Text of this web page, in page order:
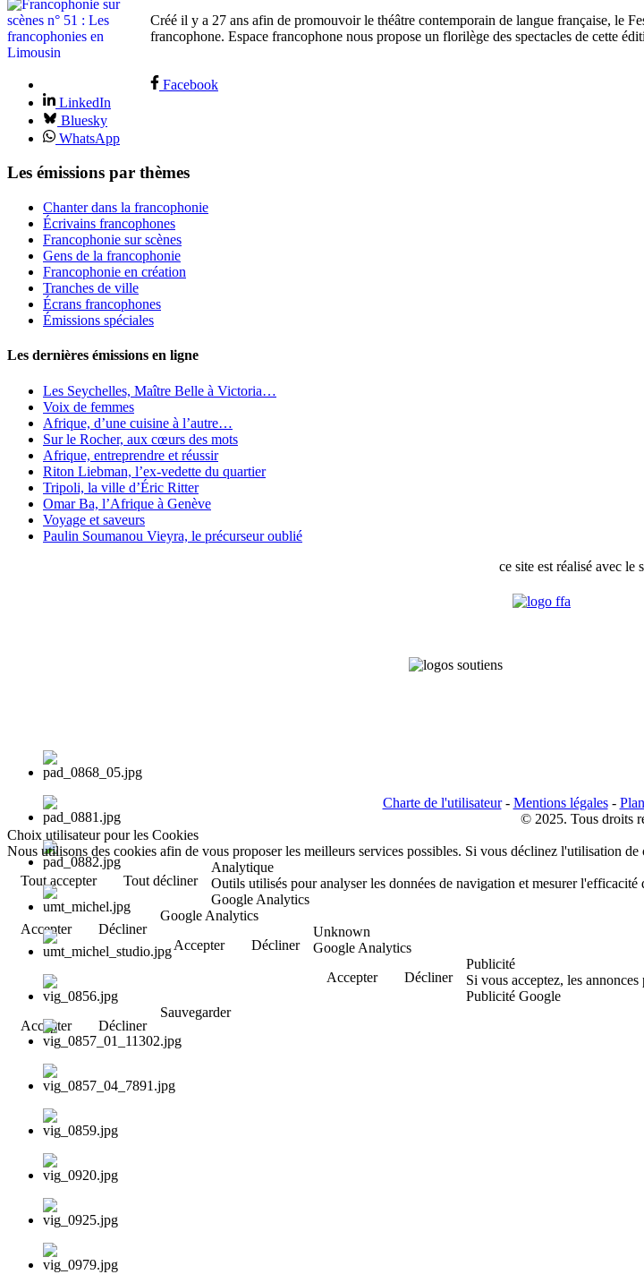
Créé il y a 27 ans afin de promouvoir le théâtre contemporain de langue française, le
francophone. Espace francophone nous propose un florilège des spectacles de cette
Facebook
LinkedIn
Bluesky
WhatsApp
Les émissions par thèmes
Chanter dans la francophonie
Écrivains francophones
Francophonie sur scènes
Gens de la francophonie
Francophonie en création
Tranches de ville
Écrans francophones
Émissions spéciales
Les dernières émissions en ligne
Les Seychelles, Maître Belle à Victoria…
Voix de femmes
Afrique, d’une cuisine à l’autre…
Sur le Rocher, aux cœurs des mots
Afrique, entreprendre et réussir
Riton Liebman, l’ex-vedette du quartier
Tripoli, la ville d’Éric Ritter
Omar Ba, l’Afrique à Genève
Voyage et saveurs
Paulin Soumanou Vieyra, le précurseur oublié
ce site est réalisé avec le
Charte de l'utilisateur- Mentions légales-
© 2025. Tous droits
Choix utilisateur pour les Cookies
Nous utilisons des cookies afin de vous proposer les meilleurs services possibles. Si vous déclinez l'utilisation
Tout accepter
Tout décliner
Analytique
Outils utilisés pour analyser les données de navigation et mesurer
Google Analytics
Accepter
Décliner
Google Analytics
Accepter
Décliner
Unknown
Google Analytics
Accepter
Décliner
Publicité
Si vous acceptez, les annonces
Publicité Google
Accepter
Décliner
Sauvegarder